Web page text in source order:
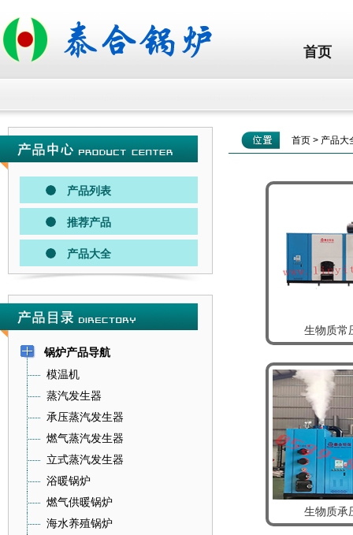
首页
产品列表
推荐产品
产品大全
锅炉产品导航
模温机
蒸汽发生器
承压蒸汽发生器
燃气蒸汽发生器
立式蒸汽发生器
浴暖锅炉
燃气供暖锅炉
海水养殖锅炉
首页 > 产品大
生物质常
生物质承